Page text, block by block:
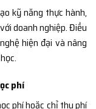
kỹ năng thực hành,
doanh nghiệp. Điều
hiện đại và nâng
phí
phí hoặc chỉ thu phí